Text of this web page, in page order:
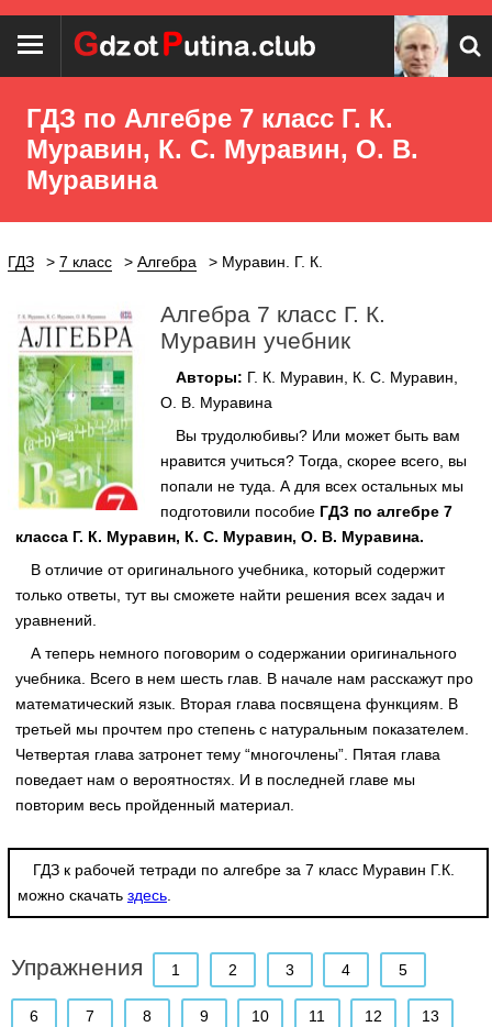
ГДЗ по Алгебре 7 класс Г. К.
Муравин, К. С. Муравин, О. В.
Муравина
ГДЗ 7 класс Алгебра Муравин. Г. К.
Алгебра 7 класс Г. К.
Муравин учебник
Авторы: Г. К. Муравин, К. С. Муравин,
О. В. Муравина
Вы трудолюбивы? Или может быть вам
нравится учиться? Тогда, скорее всего, вы
попали не туда. А для всех остальных мы
подготовили пособие ГДЗ по алгебре 7
класса Г. К. Муравин, К. С. Муравин, О. В. Муравина.
В отличие от оригинального учебника, который содержит
только ответы, тут вы сможете найти решения всех задач и
уравнений.
А теперь немного поговорим о содержании оригинального
учебника. Всего в нем шесть глав. В начале нам расскажут про
математический язык. Вторая глава посвящена функциям. В
третьей мы прочтем про степень с натуральным показателем.
Четвертая глава затронет тему “многочлены”. Пятая глава
поведает нам о вероятностях. И в последней главе мы
повторим весь пройденный материал.
ГДЗ к рабочей тетради по алгебре за 7 класс Муравин Г.К.
можно скачать здесь
Упражнения 1 2 3 4 5
6 7 8 9 10 11 12 13